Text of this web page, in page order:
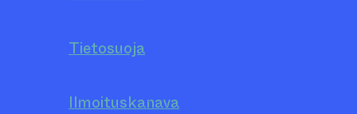
Tietosuoja
Ilmoituskanava